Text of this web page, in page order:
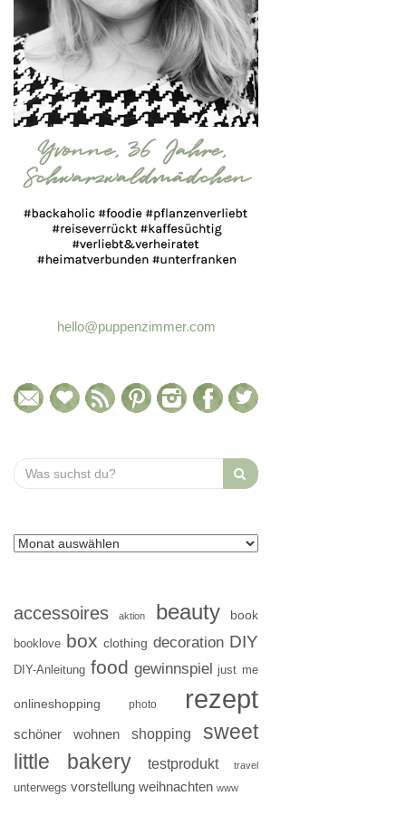
hello@puppenzimmer.com
Search
for:
accessoires aktion beauty book
booklove box clothing decoration DIY
DIY-Anleitung food gewinnspiel just me
onlineshopping photo rezept
schöner wohnen shopping
sweet
little bakery
testprodukt travel
unterwegs vorstellung weihnachten www